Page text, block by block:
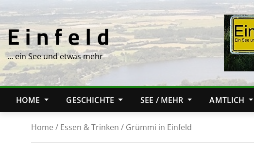
to
content
E i n f e l d
… ein See und etwas mehr
HOME GESCHICHTE SEE / MEHR AMTLICH
Home / Essen & Trinken / Grümmi in Einfeld